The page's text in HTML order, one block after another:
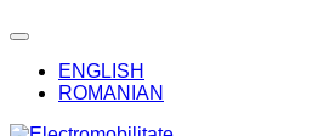
Expand
ENGLISH
ROMANIAN